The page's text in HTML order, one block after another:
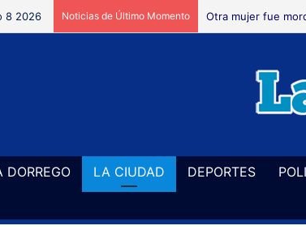
8 2026 Noticias de Último Momento Otra mujer fue
DORREGO LA CIUDAD DEPORTES